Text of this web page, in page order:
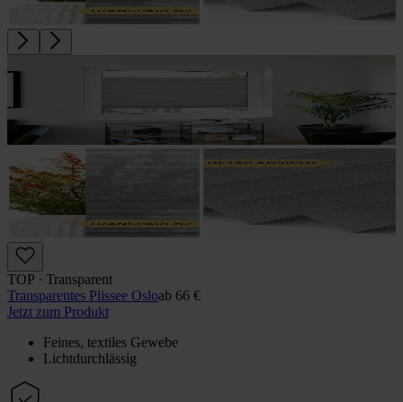
TOP · Transparent
Transparentes Plissee Osloab 66 €
Jetzt zum Produkt
Feines, textiles Gewebe
Lichtdurchlässig